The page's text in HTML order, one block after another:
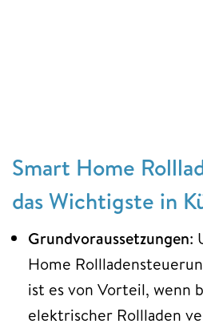
Smart Home
das Wichtigste in
Grundvoraussetzungen:
Home
ist es von Vorteil, wenn
elektrischer Rollladen